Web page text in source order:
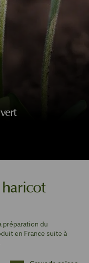
préparation du
en France suite à